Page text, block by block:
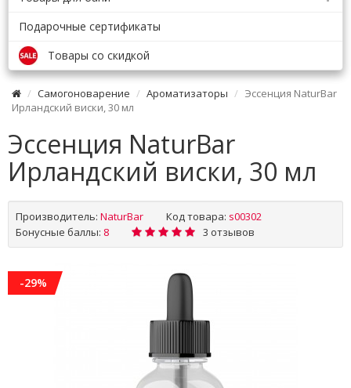
Подарочные сертификаты
Товары со скидкой
Самогоноварение Ароматизаторы
Эссенция NaturBar
Ирландский виски, 30 мл
Эссенция NaturBar
Ирландский виски, 30 мл
Производитель: NaturBar Код товара: s00302
Бонусные баллы: 8 3 отзывов
-29%